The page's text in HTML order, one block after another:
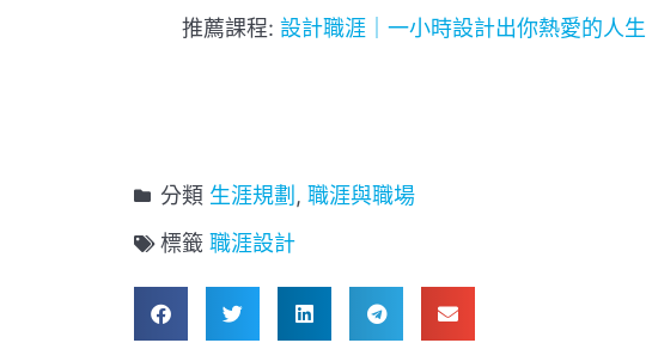
推薦課程: 設計職涯｜一小時設計出你熱愛的人生
分類 生涯規劃 , 職涯與職場
標籤 職涯設計